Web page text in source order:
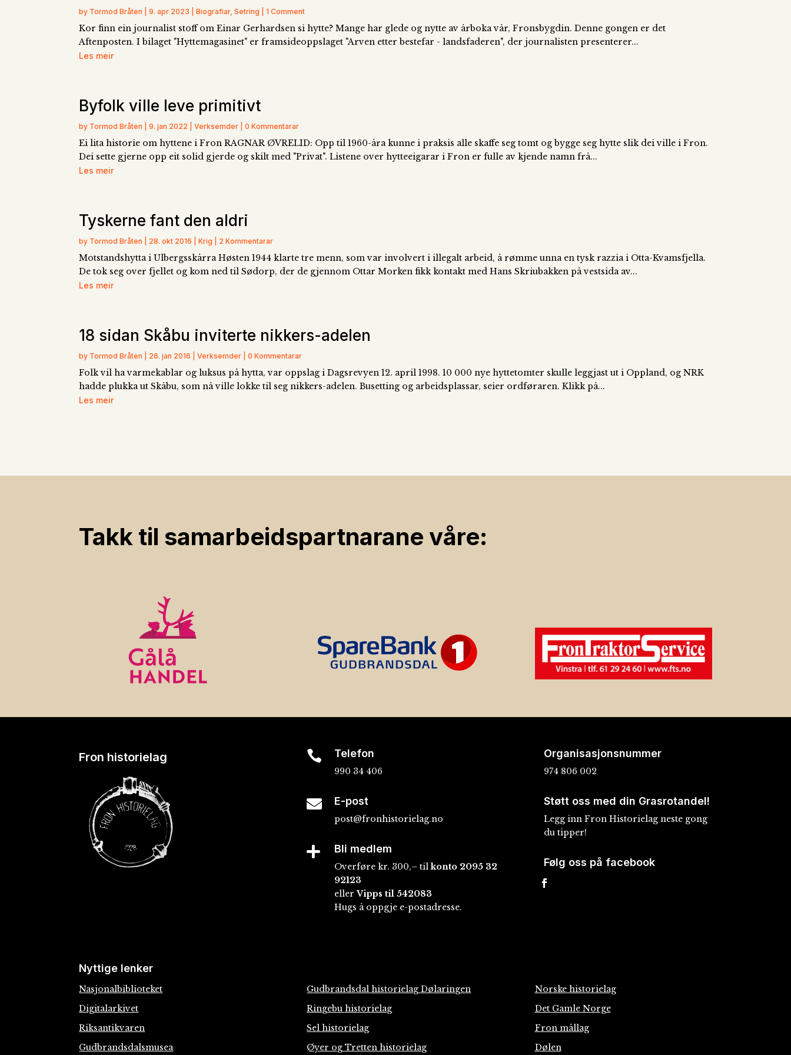
by Tormod Bråten |9. apr 2023 |Biografiar,Setring | 1 Comment
Kor finn ein journalist stoff om Einar Gerhardsen si hytte? Mange har glede og nytte av årboka vår, Fronsbygdin. Denne gongen er det
Aftenposten. I bilaget "Hyttemagasinet" er framsideoppslaget "Arven etter bestefar - landsfaderen", der journalisten presenterer...
Les meir
Byfolk ville leve primitivt
by Tormod Bråten | 9. jan 2022 | Verksemder | 0 Kommentarar
Ei lita historie om hyttene i Fron RAGNAR ØVRELID: Opp til 1960-åra kunne i praksis alle skaffe seg tomt og bygge seg hytte slik dei ville i Fron.
Dei sette gjerne opp eit solid gjerde og skilt med "Privat". Listene over hytteeigarar i Fron er fulle av kjende namn frå...
Les meir
Tyskerne fant den aldri
by Tormod Bråten | 28. okt 2016 | Krig | 2 Kommentarar
Motstandshytta i Ulbergsskårra Høsten 1944 klarte tre menn, som var involvert i illegalt arbeid, å rømme unna en tysk razzia i Otta-Kvamsfjella.
De tok seg over fjellet og kom ned til Sødorp, der de gjennom Ottar Morken fikk kontakt med Hans Skriubakken på vestsida av...
Les meir
18 sidan Skåbu inviterte nikkers-adelen
by Tormod Bråten | 26. jan 2016 | Verksemder | 0 Kommentarar
Folk vil ha varmekablar og luksus på hytta, var oppslag i Dagsrevyen 12. april 1998. 10 000 nye hyttetomter skulle leggjast ut i Oppland, og NRK
hadde plukka ut Skåbu, som nå ville lokke til seg nikkers-adelen. Busetting og arbeidsplassar, seier ordføraren. Klikk på...
Les meir
Takk til samarbeids­partnarane våre:
Fron historielag  Telefon
990 34 406
 E-post
post@fronhistorielag.no
 Bli medlem
Overføre kr. 300,– tilkonto 2095 32
92123
ellerVipps til 542083
Hugs å oppgje e-postadresse.
Organisasjonsnummer
974 806 002
Støtt oss med din Grasrotandel!
Legg inn Fron Historielag neste gong
du tipper!
Følg oss på facebook
Nyttige lenker
Nasjonalbiblioteket
Digitalarkivet
Riksantikvaren
Gudbrandsdalsmusea
Gudbrandsdal historielag Dølaringen
Ringebu historielag
Sel historielag
Øyer og Tretten historielag
Norske historielag
Det Gamle Norge
Fron mållag
Dølen